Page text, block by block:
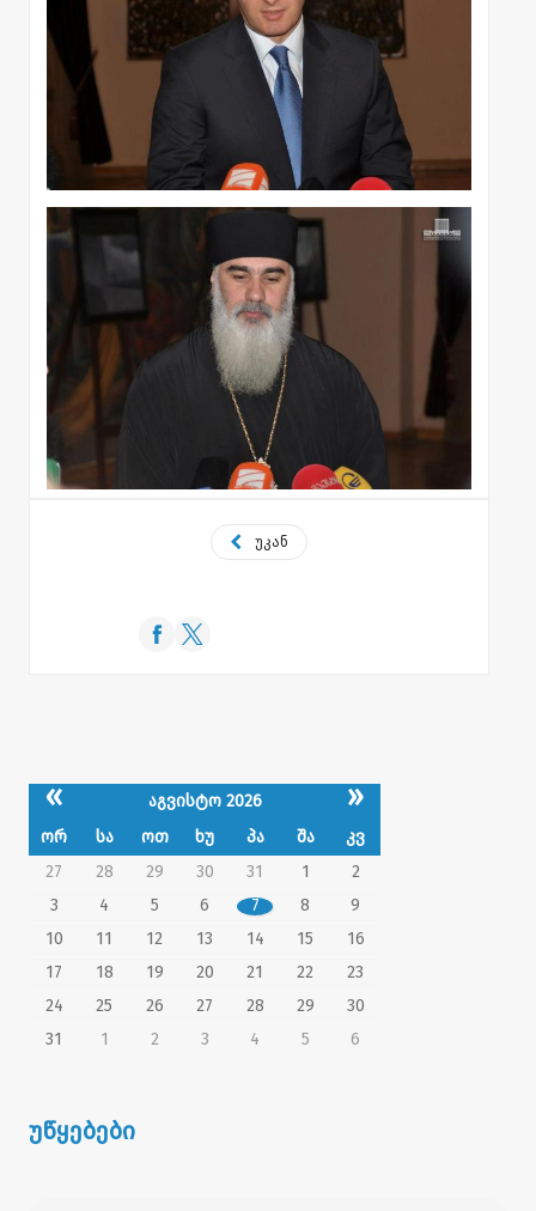
« აგვისტო 2026 »
ორ სა ოთ ხუ პა შა
კვ
27
28 29 30 31 1
2
3
4 5 6 7 8
9
10
11 12 13 14 15
16
17
18 19 20 21 22
23
24
25 26 27 28 29
30
31
1 2 3 4 5 6
უწყებები
უკან